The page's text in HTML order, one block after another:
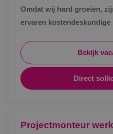
Omdat wij hard groeien,
ervaren
Bekijk
Direct
Projectmonteur